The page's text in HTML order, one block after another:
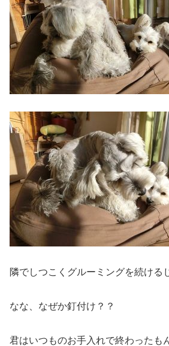
隣でしつこくグルーミングを続ける
なな、なぜか釘付け？？
君はいつものお手入れで終わったも